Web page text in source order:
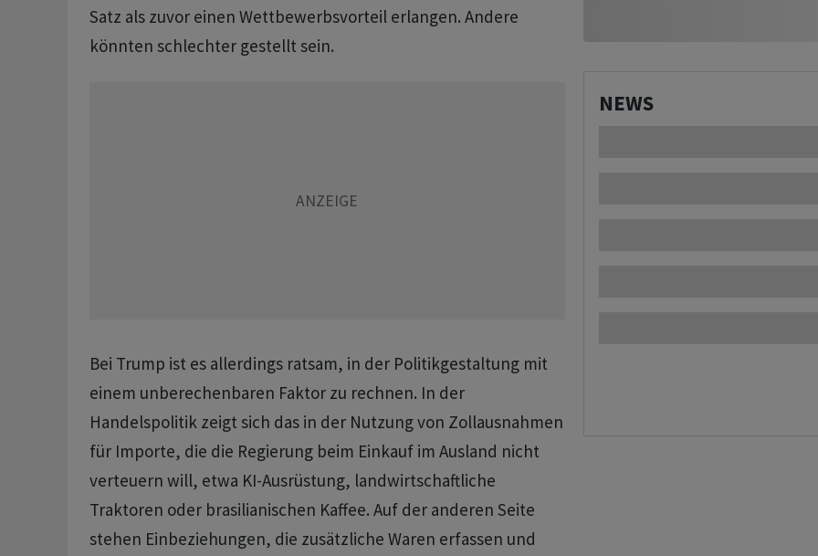
Satz als zuvor einen Wettbewerbsvorteil erlangen. Andere
könnten schlechter gestellt sein.
Bei Trump ist es allerdings ratsam, in der Politikgestaltung mit
einem unberechenbaren Faktor zu rechnen. In der
Handelspolitik zeigt sich das in der Nutzung von Zollausnahmen
für Importe, die die Regierung beim Einkauf im Ausland nicht
verteuern will, etwa KI-Ausrüstung, landwirtschaftliche
Traktoren oder brasilianischen Kaffee. Auf der anderen Seite
stehen Einbeziehungen, die zusätzliche Waren erfassen und
NEWS